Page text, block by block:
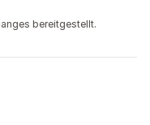
bereitgestellt.